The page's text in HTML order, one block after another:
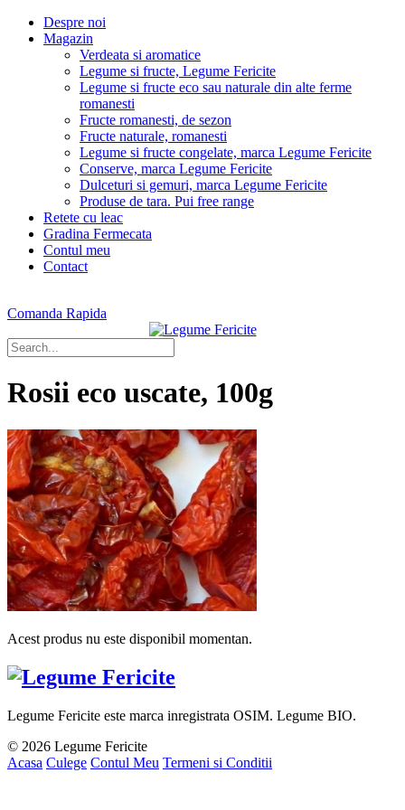
Despre noi
Magazin
Verdeata si aromatice
Legume si fructe, Legume Fericite
Legume si fructe eco sau naturale din alte ferme
romanesti
Fructe romanesti, de sezon
Fructe naturale, romanesti
Legume si fructe congelate, marca Legume Fericite
Conserve, marca Legume Fericite
Dulceturi si gemuri, marca Legume Fericite
Produse de tara. Pui free range
Retete cu leac
Gradina Fermecata
Contul meu
Contact
Comanda Rapida
Rosii eco uscate, 100g
Acest produs nu este disponibil momentan.
Legume Fericite este marca inregistrata OSIM. Legume BIO.
© 2026 Legume Fericite
Acasa Culege Contul Meu Termeni si Conditii